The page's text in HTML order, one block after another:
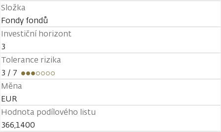
Složka
Fondy fondů
Investiční horizont
3
Tolerance rizika
3 / 7
Měna
EUR
Hodnota podílového listu
366,1400